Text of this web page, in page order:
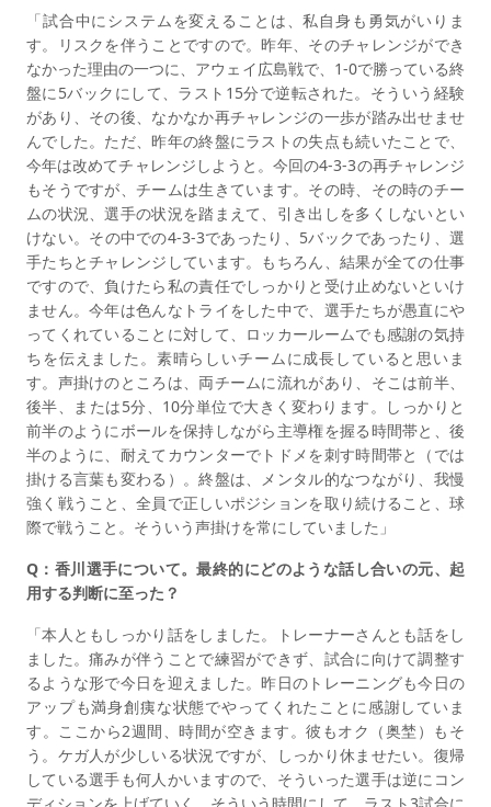
「試合中にシステムを変えることは、私自身も勇気がいりま
す。リスクを伴うことですので。昨年、そのチャレンジができ
なかった理由の一つに、アウェイ広島戦で、1-0で勝っている終
盤に5バックにして、ラスト15分で逆転された。そういう経験
があり、その後、なかなか再チャレンジの一歩が踏み出せませ
んでした。ただ、昨年の終盤にラストの失点も続いたことで、
今年は改めてチャレンジしようと。今回の4-3-3の再チャレンジ
もそうですが、チームは生きています。その時、その時のチー
ムの状況、選手の状況を踏まえて、引き出しを多くしないとい
けない。その中での4-3-3であったり、5バックであったり、選
手たちとチャレンジしています。もちろん、結果が全ての仕事
ですので、負けたら私の責任でしっかりと受け止めないといけ
ません。今年は色んなトライをした中で、選手たちが愚直にや
ってくれていることに対して、ロッカールームでも感謝の気持
ちを伝えました。素晴らしいチームに成長していると思いま
す。声掛けのところは、両チームに流れがあり、そこは前半、
後半、または5分、10分単位で大きく変わります。しっかりと
前半のようにボールを保持しながら主導権を握る時間帯と、後
半のように、耐えてカウンターでトドメを刺す時間帯と（では
掛ける言葉も変わる）。終盤は、メンタル的なつながり、我慢
強く戦うこと、全員で正しいポジションを取り続けること、球
際で戦うこと。そういう声掛けを常にしていました」
Q：香川選手について。最終的にどのような話し合いの元、起
用する判断に至った？
「本人ともしっかり話をしました。トレーナーさんとも話をし
ました。痛みが伴うことで練習ができず、試合に向けて調整す
るような形で今日を迎えました。昨日のトレーニングも今日の
アップも満身創痍な状態でやってくれたことに感謝していま
す。ここから2週間、時間が空きます。彼もオク（奥埜）もそ
う。ケガ人が少しいる状況ですが、しっかり休ませたい。復帰
している選手も何人かいますので、そういった選手は逆にコン
ディションを上げていく。そういう時間にして、ラスト3試合に